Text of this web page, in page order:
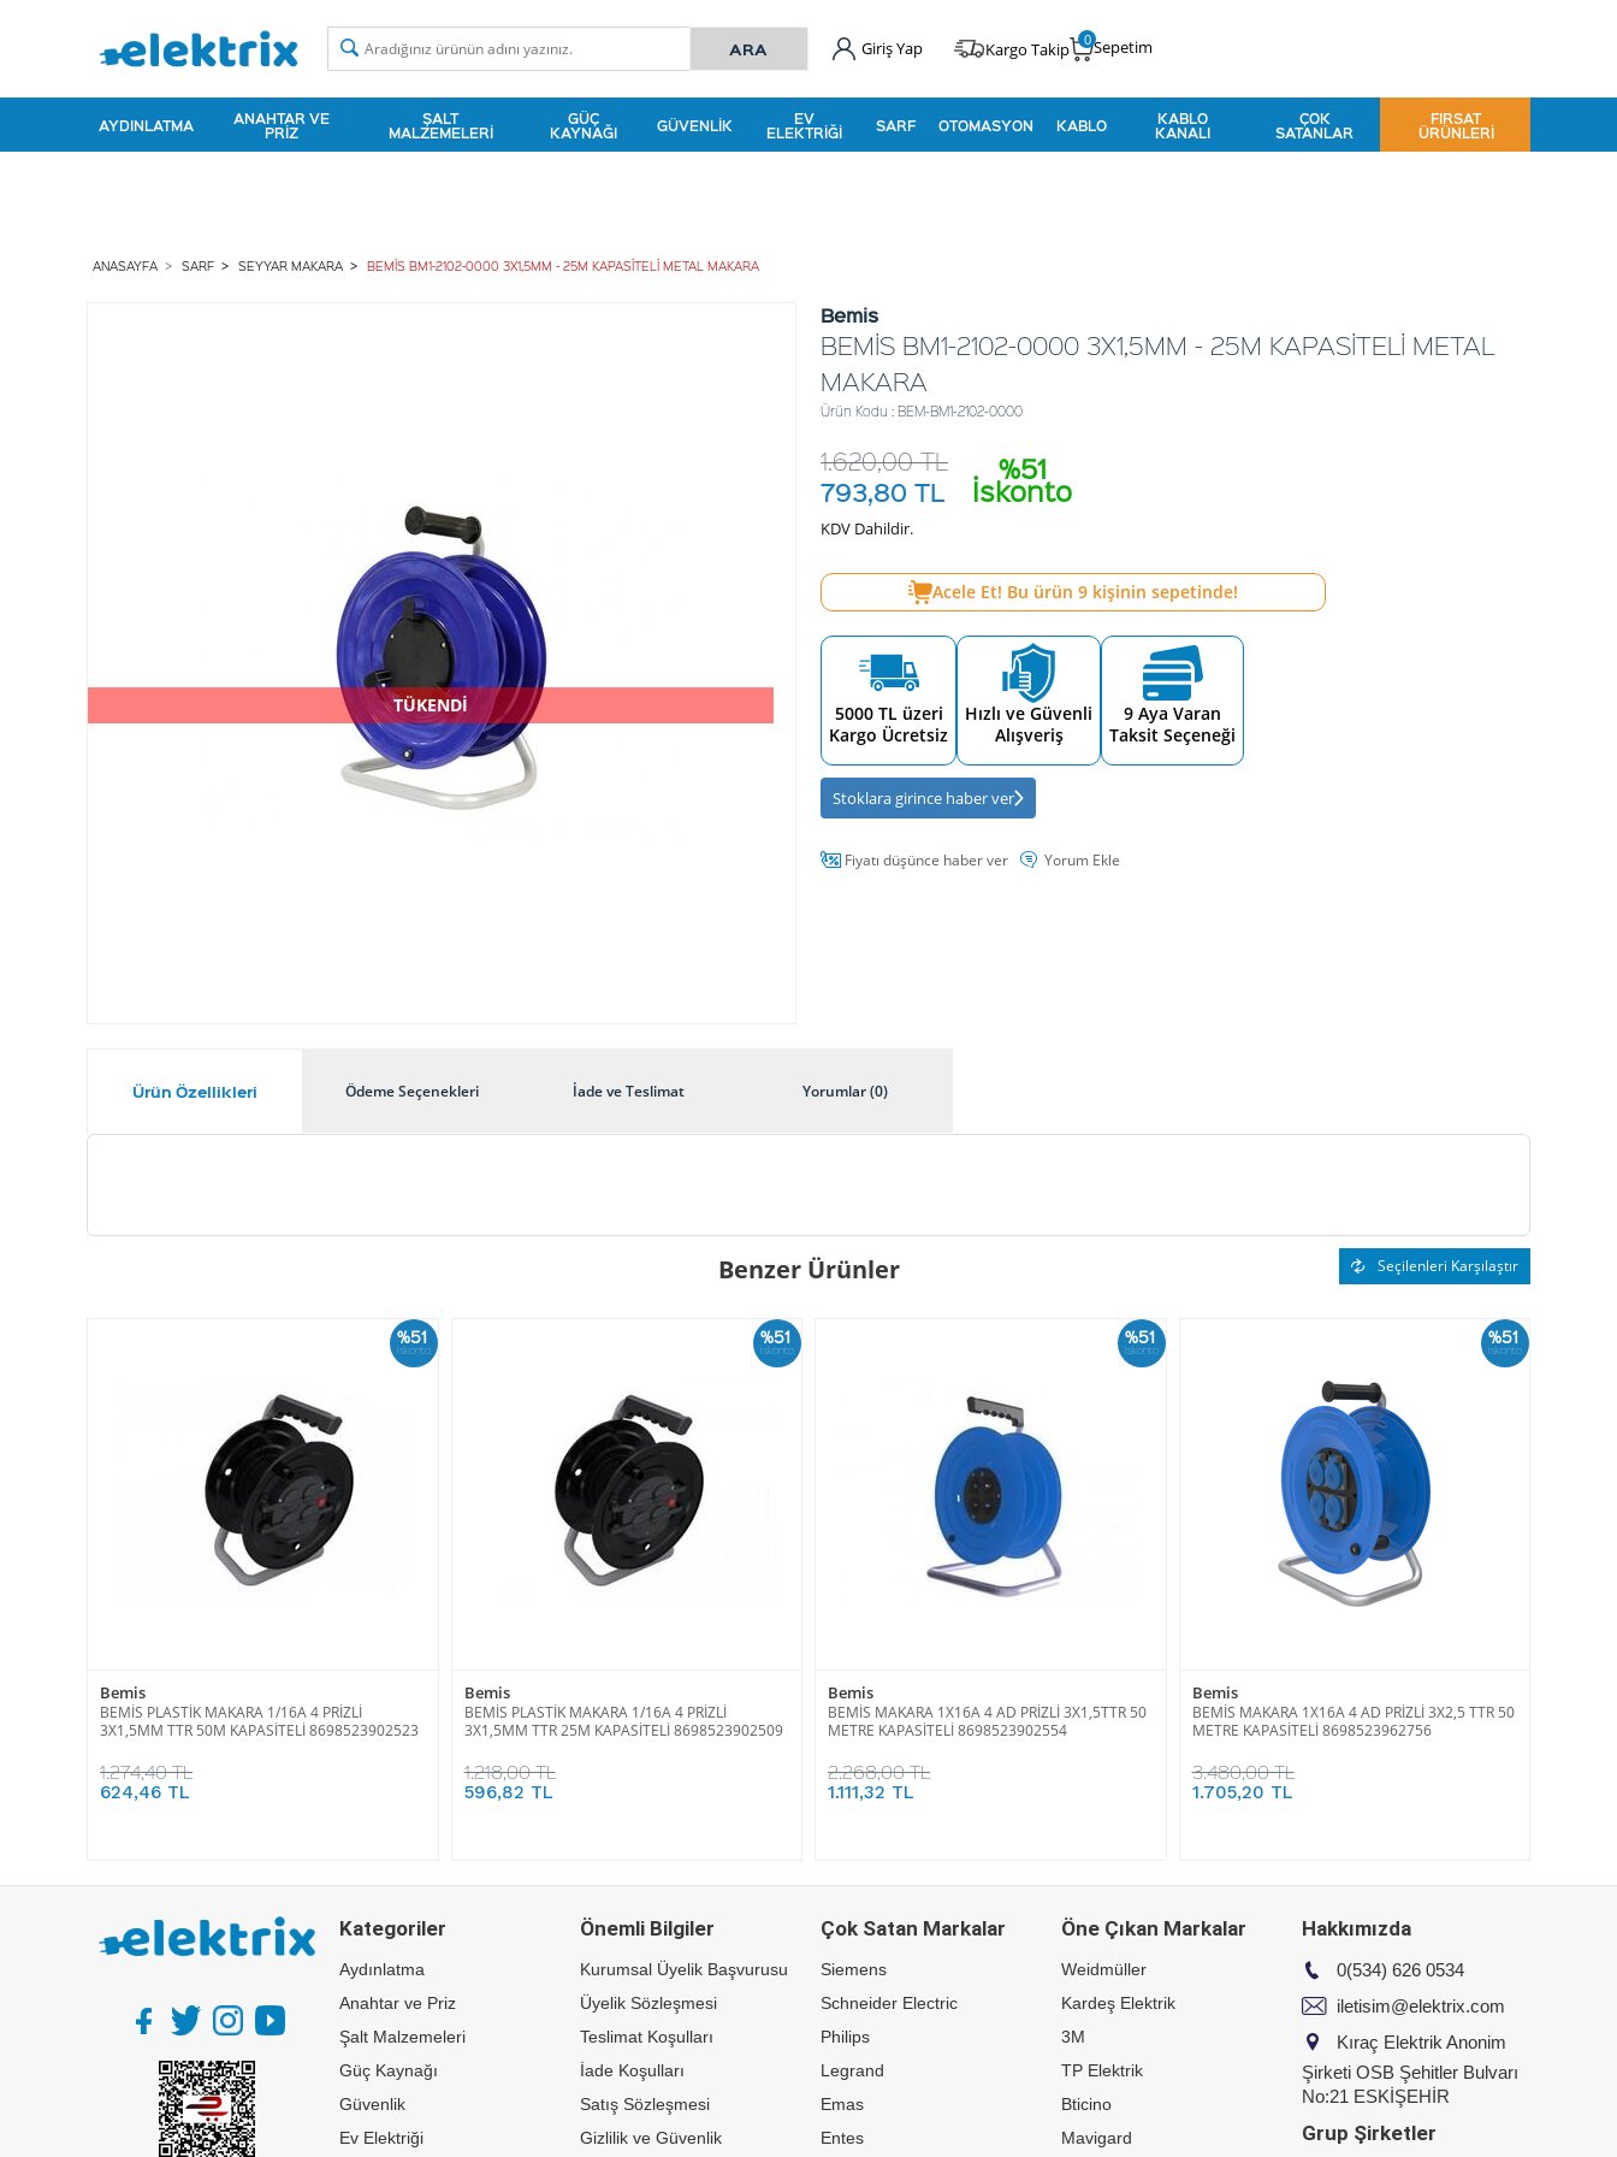
Giriş Yap Kargo Takip Sepetim
0
AYDINLATMA ANAHTAR VE
PRIZ
ŞALT
MALZEMELERI
GÜÇ
KAYNAĞI GÜVENLIK EV
ELEKTRIĞI SARF OTOMASYON KABLO KABLO
KANALI
ÇOK
SATANLAR
FIRSAT
ÜRÜNLERI
ANASAYFA SARF SEYYAR MAKARA BEMİS BM1-2102-0000 3X1,5MM - 25M KAPASİTELİ METAL MAKARA
TÜKENDİ
Bemis
BEMİS BM1-2102-0000 3X1,5MM - 25M KAPASİTELİ METAL
MAKARA
Ürün Kodu : BEM-BM1-2102-0000
%51
İskonto
1.620,00TL
793,80 TL
KDV Dahildir.
Acele Et! Bu ürün 9kişinin sepetinde!
5000 TL üzeri
Kargo Ücretsiz
Hızlı ve Güvenli
Alışveriş
9 Aya Varan
Taksit Seçeneği
Stoklara girince haber ver
Fiyatı düşünce haber ver Yorum Ekle
Ürün Özellikleri Ödeme Seçenekleri İade ve Teslimat Yorumlar (0)
Benzer Ürünler Seçilenleri Karşılaştır
%51
İskonto
Bemis
BEMİS PLASTİK MAKARA 1/16A 4 PRİZLİ
3X1,5MM TTR 50M KAPASİTELİ 8698523902523
1.274,40 TL
624,46 TL
%51
İskonto
Bemis
BEMİS PLASTİK MAKARA 1/16A 4 PRİZLİ
3X1,5MM TTR 25M KAPASİTELİ 8698523902509
1.218,00 TL
596,82 TL
%51
İskonto
Bemis
BEMİS MAKARA 1X16A 4 AD PRİZLİ 3X1,5TTR 50
METRE KAPASİTELİ 8698523902554
2.268,00 TL
1.111,32 TL
%51
İskonto
Bemis
BEMİS MAKARA 1X16A 4 AD PRİZLİ 3X2,5 TTR 50
METRE KAPASİTELİ 8698523962756
3.480,00 TL
1.705,20 TL
Kategoriler
Aydınlatma
Anahtar ve Priz
Şalt Malzemeleri
Güç Kaynağı
Güvenlik
Ev Elektriği
Önemli Bilgiler
Kurumsal Üyelik Başvurusu
Üyelik Sözleşmesi
Teslimat Koşulları
İade Koşulları
Satış Sözleşmesi
Gizlilik ve Güvenlik
Çok Satan Markalar
Siemens
Schneider Electric
Philips
Legrand
Emas
Entes
Öne Çıkan Markalar
Weidmüller
Kardeş Elektrik
3M
TP Elektrik
Bticino
Mavigard
Hakkımızda
0(534) 626 0534
iletisim@elektrix.com
Kıraç Elektrik Anonim
Şirketi OSB Şehitler Bulvarı
No:21 ESKİŞEHİR
Grup Şirketler